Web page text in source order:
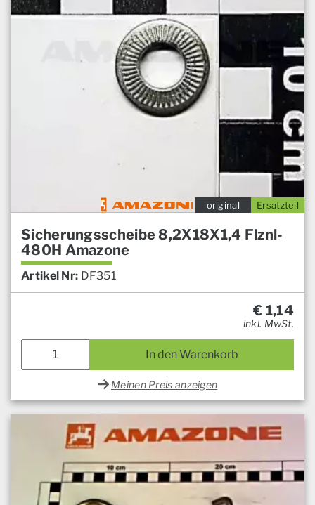
Ersatzteil
original
Sicherungsscheibe 8,2X18X1,4 Flznl-
480H Amazone
Artikel Nr: DF351
€ 1,14
inkl. MwSt.
In den Warenkorb
Meinen Preis anzeigen